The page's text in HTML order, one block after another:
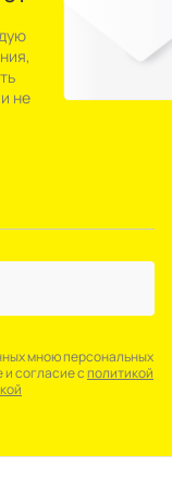
не
мною персональных
согласие сполитикой